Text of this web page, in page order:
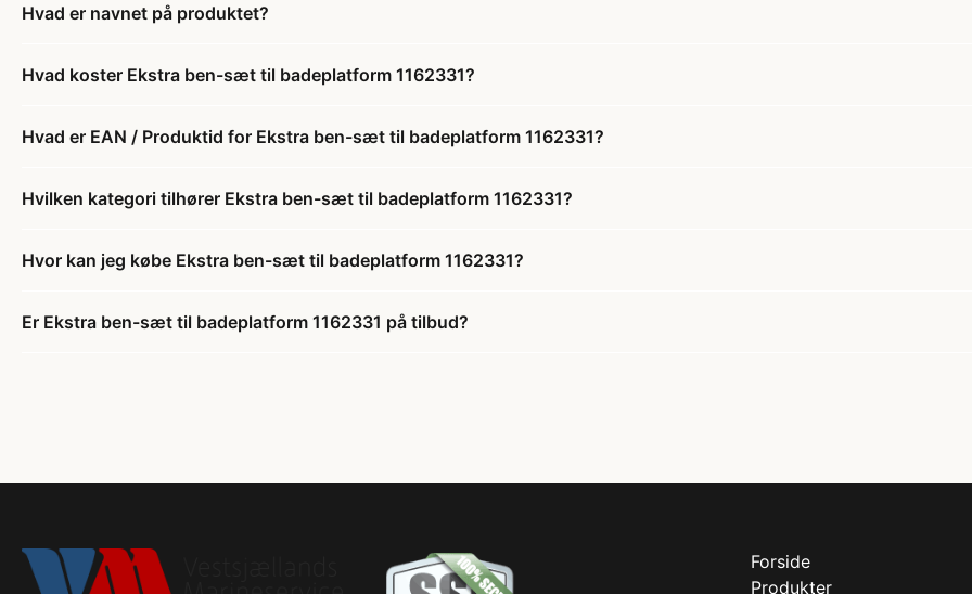
Hvad er navnet på produktet?
Hvad koster Ekstra ben-sæt til badeplatform 1162331?
Hvad er EAN / Produktid for Ekstra ben-sæt til badeplatform 1162331?
Hvilken kategori tilhører Ekstra ben-sæt til badeplatform 1162331?
Hvor kan jeg købe Ekstra ben-sæt til badeplatform 1162331?
Er Ekstra ben-sæt til badeplatform 1162331 på tilbud?
Forside
Produkter